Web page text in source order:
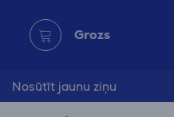
Grozs
Nosūtīt jaunu ziņu